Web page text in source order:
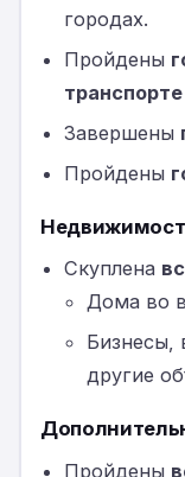
городах.
Пройдены
транспорте
Завершены
Пройдены
Скуплена
Дома во
Бизнесы,
другие
Пройдены